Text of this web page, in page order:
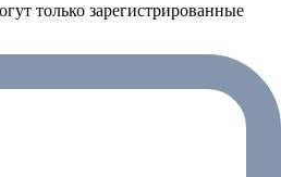
только зарегистрированные